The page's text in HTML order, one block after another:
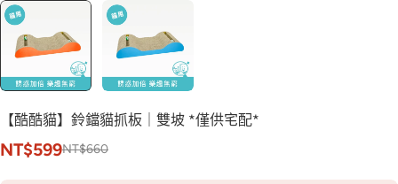
【酷酷貓】鈴鐺貓抓板｜雙坡 *僅供宅配*
NT$599NT$660